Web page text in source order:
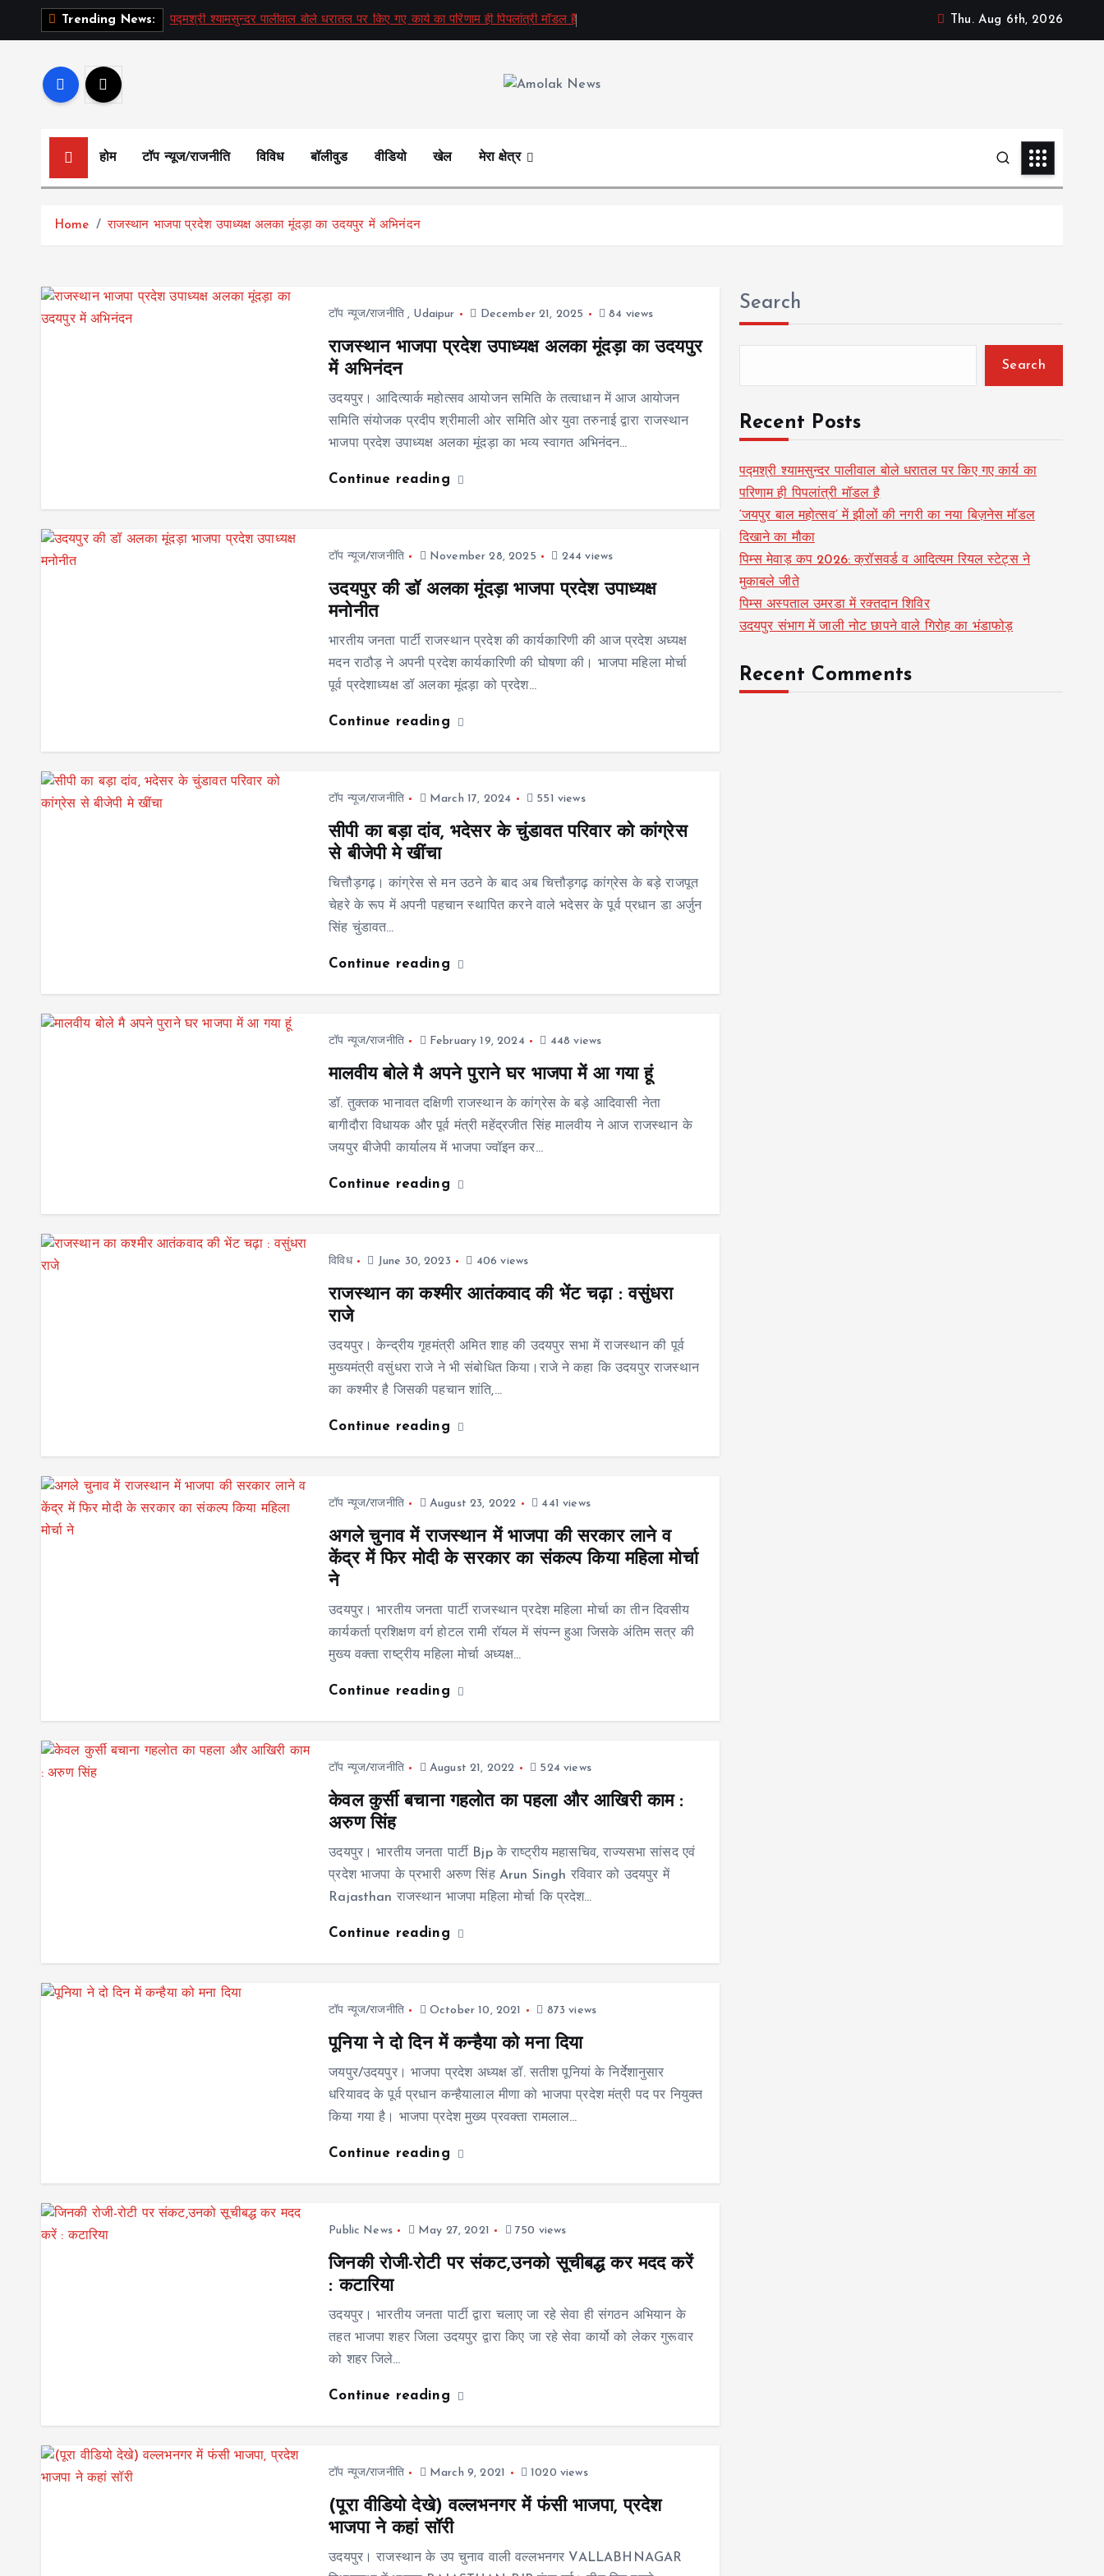
Trending News: पद्मश्री श्यामसुन्दर पालीवाल बोले धरातल पर किए गए कार्य का परिणाम ही पिपलांत्री मॉडल है Thu. Aug 6th, 2026
होम टॉप न्यूज/राजनीति विविध बॉलीवुड वीडियो खेल मेरा क्षेत्र
Home राजस्थान भाजपा प्रदेश उपाध्यक्ष अलका मूंदड़ा का उदयपुर में अभिनंदन
टॉप न्यूज/राजनीति, Udaipur December 21, 2025 84 views
राजस्थान भाजपा प्रदेश उपाध्यक्ष अलका मूंदड़ा का उदयपुर
में अभिनंदन
उदयपुर। आदित्यार्क महोत्सव आयोजन समिति के तत्वाधान में आज आयोजन
समिति संयोजक प्रदीप श्रीमाली ओर समिति ओर युवा तरुनाई द्वारा राजस्थान
भाजपा प्रदेश उपाध्यक्ष अलका मूंदड़ा का भव्य स्वागत अभिनंदन…
Continue reading
टॉप न्यूज/राजनीति November 28, 2025 244 views
उदयपुर की डॉ अलका मूंदड़ा भाजपा प्रदेश उपाध्यक्ष
मनोनीत
भारतीय जनता पार्टी राजस्थान प्रदेश की कार्यकारिणी की आज प्रदेश अध्यक्ष
मदन राठौड़ ने अपनी प्रदेश कार्यकारिणी की घोषणा की। भाजपा महिला मोर्चा
पूर्व प्रदेशाध्यक्ष डॉ अलका मूंदड़ा को प्रदेश…
Continue reading
टॉप न्यूज/राजनीति March 17, 2024 551 views
सीपी का बड़ा दांव, भदेसर के चुंडावत परिवार को कांग्रेस
से बीजेपी मे खींचा
चित्तौड़गढ़। कांग्रेस से मन उठने के बाद अब चित्तौड़गढ़ कांग्रेस के बड़े राजपूत
चेहरे के रूप में अपनी पहचान स्थापित करने वाले भदेसर के पूर्व प्रधान डा अर्जुन
सिंह चुंडावत…
Continue reading
टॉप न्यूज/राजनीति February 19, 2024 448 views
मालवीय बोले मै अपने पुराने घर भाजपा में आ गया हूं
डॉ. तुक्तक भानावत दक्षिणी राजस्थान के कांग्रेस के बड़े आदिवासी नेता
बागीदौरा विधायक और पूर्व मंत्री महेंद्रजीत सिंह मालवीय ने आज राजस्थान के
जयपुर बीजेपी कार्यालय में भाजपा ज्वॉइन कर…
Continue reading
विविध June 30, 2023 406 views
राजस्थान का कश्मीर आतंकवाद की भेंट चढ़ा : वसुंधरा
राजे
उदयपुर। केन्द्रीय गृहमंत्री अमित शाह की उदयपुर सभा में राजस्थान की पूर्व
मुख्यमंत्री वसुंधरा राजे ने भी संबोधित किया।राजे ने कहा कि उदयपुर राजस्थान
का कश्मीर है जिसकी पहचान शांति,…
Continue reading
टॉप न्यूज/राजनीति August 23, 2022 441 views
अगले चुनाव में राजस्थान में भाजपा की सरकार लाने व
केंद्र में फिर मोदी के सरकार का संकल्प किया महिला मोर्चा
ने
उदयपुर। भारतीय जनता पार्टी राजस्थान प्रदेश महिला मोर्चा का तीन दिवसीय
कार्यकर्ता प्रशिक्षण वर्ग होटल रामी रॉयल में संपन्न हुआ जिसके अंतिम सत्र की
मुख्य वक्ता राष्ट्रीय महिला मोर्चा अध्यक्ष…
Continue reading
टॉप न्यूज/राजनीति August 21, 2022 524 views
केवल कुर्सी बचाना गहलोत का पहला और आ​खिरी काम :
अरुण सिंह
उदयपुर। भारतीय जनता पार्टी Bjp के राष्ट्रीय महासचिव, राज्यसभा सांसद एवं
प्रदेश भाजपा के प्रभारी अरुण सिंह Arun Singh रविवार को उदयपुर में
Rajasthan राजस्थान भाजपा महिला मोर्चा कि प्रदेश…
Continue reading
टॉप न्यूज/राजनीति October 10, 2021 873 views
पूनिया ने दो दिन में कन्हैया को मना दिया
जयपुर/उदयपुर। भाजपा प्रदेश अध्यक्ष डॉ. सतीश पूनियां के निर्देशानुसार
धरियावद के पूर्व प्रधान कन्हैयालाल मीणा को भाजपा प्रदेश मंत्री पद पर नियुक्त
किया गया है। भाजपा प्रदेश मुख्य प्रवक्ता रामलाल…
Continue reading
Public News May 27, 2021 750 views
जिनकी रोजी-रोटी पर संकट,उनको सूचीबद्ध कर मदद करें
: कटारिया
उदयपुर। भारतीय जनता पार्टी द्वारा चलाए जा रहे सेवा ही संगठन अभियान के
तहत भाजपा शहर जिला उदयपुर द्वारा किए जा रहे सेवा कार्यो को लेकर गुरूवार
को शहर जिले…
Continue reading
टॉप न्यूज/राजनीति March 9, 2021 1020 views
(पूरा वीडियो देखे) वल्लभनगर में फंसी भाजपा, प्रदेश
भाजपा ने कहां सॉरी
उदयपुर। राजस्थान के उप चुनाव वाली वल्लभनगर VALLABHNAGAR
Search
Search
Recent Posts
पद्मश्री श्यामसुन्दर पालीवाल बोले धरातल पर किए गए कार्य का
परिणाम ही पिपलांत्री मॉडल है
‘जयपुर बाल महोत्सव’ में झीलों की नगरी का नया बिज़नेस मॉडल
दिखाने का मौका
पिम्स मेवाड़ कप 2026: क्रॉसवर्ड व आदित्यम रियल स्टेट्स ने
मुकाबले जीते
पिम्स अस्पताल उमरडा में रक्तदान शिविर
उदयपुर संभाग में जाली नोट छापने वाले गिरोह का भंडाफोड़
Recent Comments